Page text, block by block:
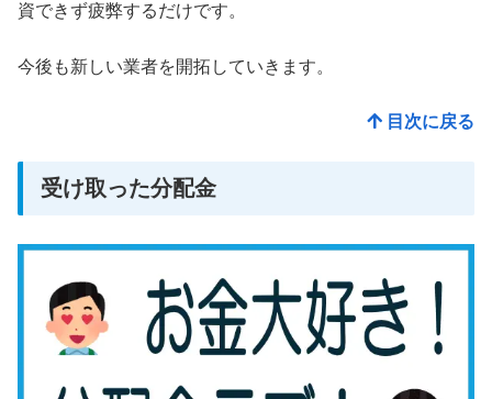
資できず疲弊するだけです。
今後も新しい業者を開拓していきます。
目次に戻る
受け取った分配金